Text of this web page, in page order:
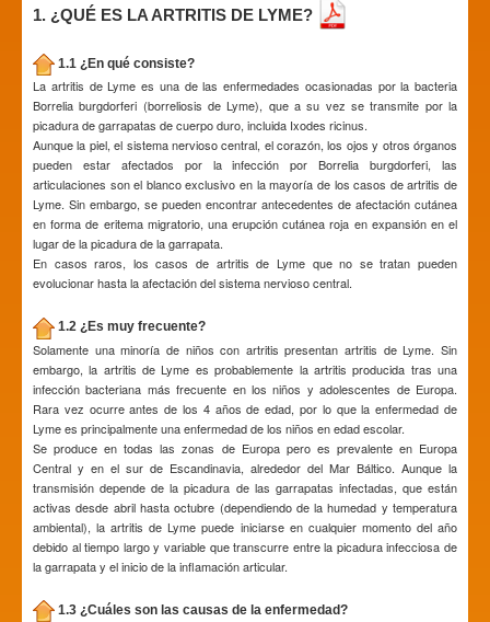
1. ¿QUÉ ES LA ARTRITIS DE LYME?
1.1 ¿En qué consiste?
La artritis de Lyme es una de las enfermedades ocasionadas por la bacteria
Borrelia burgdorferi (borreliosis de Lyme), que a su vez se transmite por la
picadura de garrapatas de cuerpo duro, incluida Ixodes ricinus.
Aunque la piel, el sistema nervioso central, el corazón, los ojos y otros órganos
pueden estar afectados por la infección por Borrelia burgdorferi, las
articulaciones son el blanco exclusivo en la mayoría de los casos de artritis de
Lyme. Sin embargo, se pueden encontrar antecedentes de afectación cutánea
en forma de eritema migratorio, una erupción cutánea roja en expansión en el
lugar de la picadura de la garrapata.
En casos raros, los casos de artritis de Lyme que no se tratan pueden
evolucionar hasta la afectación del sistema nervioso central.
1.2 ¿Es muy frecuente?
Solamente una minoría de niños con artritis presentan artritis de Lyme. Sin
embargo, la artritis de Lyme es probablemente la artritis producida tras una
infección bacteriana más frecuente en los niños y adolescentes de Europa.
Rara vez ocurre antes de los 4 años de edad, por lo que la enfermedad de
Lyme es principalmente una enfermedad de los niños en edad escolar.
Se produce en todas las zonas de Europa pero es prevalente en Europa
Central y en el sur de Escandinavia, alrededor del Mar Báltico. Aunque la
transmisión depende de la picadura de las garrapatas infectadas, que están
activas desde abril hasta octubre (dependiendo de la humedad y temperatura
ambiental), la artritis de Lyme puede iniciarse en cualquier momento del año
debido al tiempo largo y variable que transcurre entre la picadura infecciosa de
la garrapata y el inicio de la inflamación articular.
1.3 ¿Cuáles son las causas de la enfermedad?